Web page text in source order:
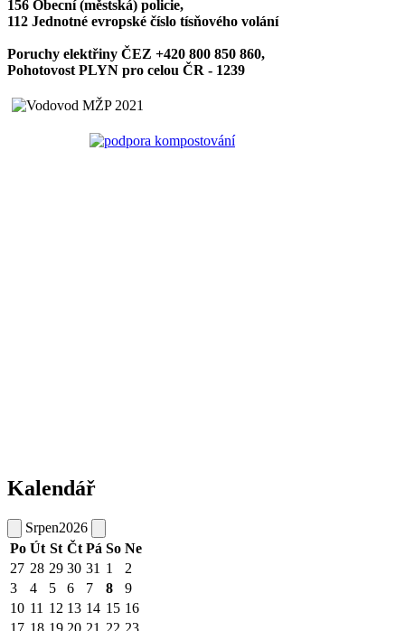
156 Obecní (městská) policie,
112 Jednotné evropské číslo tísňového volání
Poruchy elektřiny ČEZ +420 800 850 860,
Pohotovost PLYN pro celou ČR - 1239
Kalendář
Srpen2026
Po Út St Čt Pá So Ne
27 28 29 30 31 1
2
3
4 5 6 7 8
9
10 11 12 13 14 15 16
17 18 19 20 21 22 23